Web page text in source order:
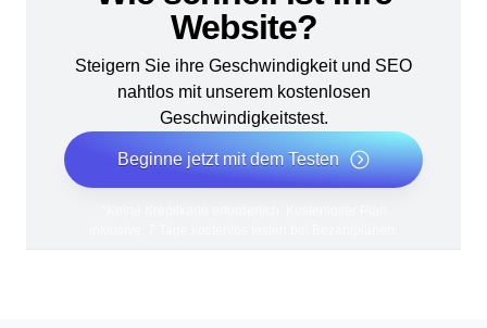
Website?
Steigern Sie ihre Geschwindigkeit und SEO
nahtlos mit unserem kostenlosen
Geschwindigkeitstest.
Beginne jetzt mit dem Testen